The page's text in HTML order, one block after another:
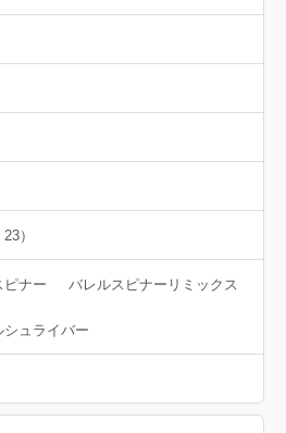
）
ピナー バレルスピナーリミックス
シュライバー